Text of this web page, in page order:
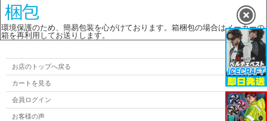
環境保護のため、簡易包装を心がけております。箱梱包の場合はメーカーの
箱を再利用してお送りします。
お店のトップへ戻る
カートを見る
会員ログイン
お客様の声